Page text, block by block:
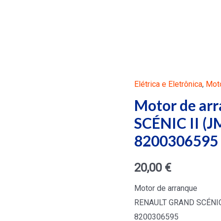
Elétrica e Eletrônica,
Motor de
SCÉNIC II
8200306595
20,00 €
Motor de arranque
RENAULT GRAND
8200306595